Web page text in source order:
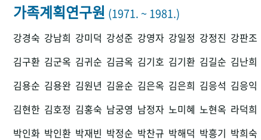
가족계획연구원 (1971. ~ 1981.)
강경숙 강남희 강미덕 강성준 강영자 강일정 강정진 강판조
김구환 김군옥 김귀순 김금옥 김기호 김기환 김길순 김난희
김용순 김용완 김원년 김윤순 김은옥 김은희 김응석 김응익
김현한 김호정 김홍숙 남궁영 남정자 노미혜 노현옥 라덕희
박인화 박인환 박재빈 박정순 박찬규 박해덕 박흥기 박희숙